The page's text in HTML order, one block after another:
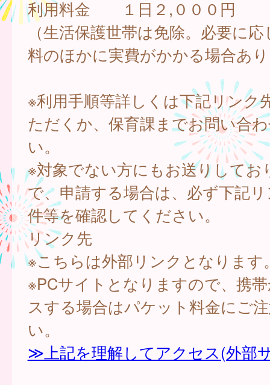
利用料金 １日２,０００円
（生活保護世帯は免除。必要に
料のほかに実費がかかる場合あ
※利用手順等詳しくは下記リンク
ただくか、保育課までお問い合
い。
※対象でない方にもお送りしてお
で、申請する場合は、必ず下記
件等を確認してください。
リンク先
※こちらは外部リンクとなります
※PCサイトとなりますので、携
スする場合はパケット料金にご
い。
≫上記を理解してアクセス(外部